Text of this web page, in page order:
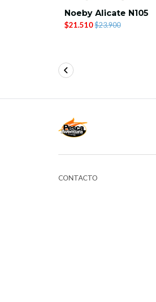
Noeby Alicate N105
$21.510$23.900
CONTACTO